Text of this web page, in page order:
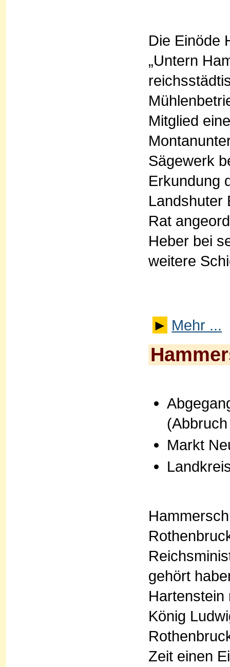
Die Einöde
„Untern
Mitglied
Sägewerk
Erkundung
Landshuter
Rat
Heber bei
weitere
► Mehr ...
Markt
gehört
Hartenstein
König
Zeit einen